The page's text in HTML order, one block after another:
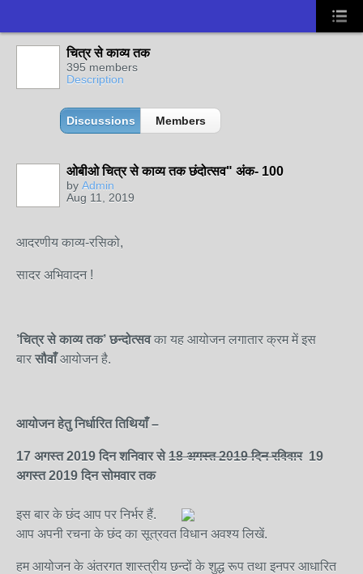
चित्र से काव्य तक
395 members
Description
Discussions Members
ओबीओ चित्र से काव्य तक छंदोत्सव" अंक- 100
by Admin
Aug 11, 2019
आदरणीय काव्य-रसिको,
सादर अभिवादन !
’चित्र से काव्य तक’ छन्दोत्सवका यह आयोजन लगातार क्रम में इस
बार सौवाँ आयोजन है.
आयोजन हेतु निर्धारित तिथियाँ –
17 अगस्त2019 दिनशनिवार से 18 अगस्त 2019दिनरविवार 19
अगस्त2019 दिन सोमवारतक
इस बार के छंद आप पर निर्भर हैं.
आप अपनी रचना के छंद का सूत्रवत विधान अवश्य लिखें.
हम आयोजन के अंतरगत शास्त्रीय छन्दों के शुद्ध रूप तथा इनपर आधारित